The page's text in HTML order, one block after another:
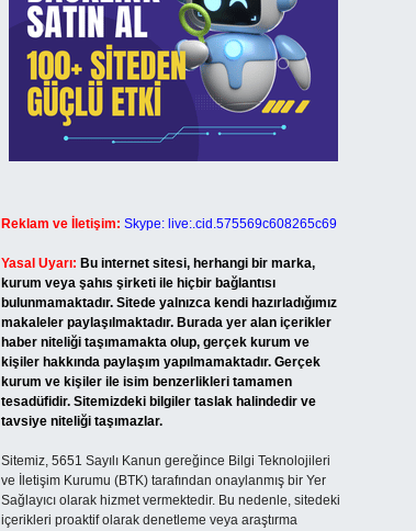
Reklam ve İletişim: Skype: live:.cid.575569c608265c69
Yasal Uyarı: Bu internet sitesi, herhangi bir marka,
kurum veya şahıs şirketi ile hiçbir bağlantısı
bulunmamaktadır. Sitede yalnızca kendi hazırladığımız
makaleler paylaşılmaktadır. Burada yer alan içerikler
haber niteliği taşımamakta olup, gerçek kurum ve
kişiler hakkında paylaşım yapılmamaktadır. Gerçek
kurum ve kişiler ile isim benzerlikleri tamamen
tesadüfidir. Sitemizdeki bilgiler taslak halindedir ve
tavsiye niteliği taşımazlar.
Sitemiz, 5651 Sayılı Kanun gereğince Bilgi Teknolojileri
ve İletişim Kurumu (BTK) tarafından onaylanmış bir Yer
Sağlayıcı olarak hizmet vermektedir. Bu nedenle, sitedeki
içerikleri proaktif olarak denetleme veya araştırma